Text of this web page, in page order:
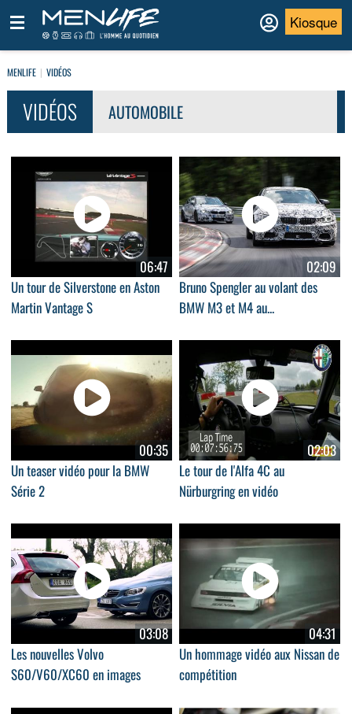
Kiosque
MENLIFE VIDÉOS
VIDÉOS AUTOMOBILE
06:47
Un tour de Silverstone en Aston
Martin Vantage S
02:09
Bruno Spengler au volant des
BMW M3 et M4 au...
00:35
Un teaser vidéo pour la BMW
Série 2
02:03
Le tour de l'Alfa 4C au
Nürburgring en vidéo
03:08
Les nouvelles Volvo
S60/V60/XC60 en images
04:31
Un hommage vidéo aux Nissan de
compétition